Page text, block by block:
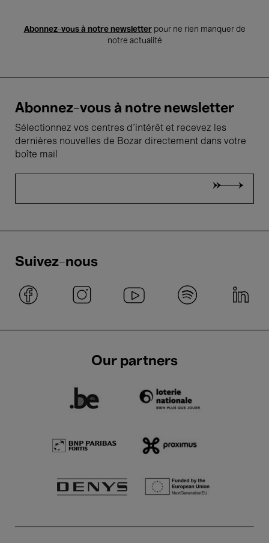
Abonnez-vous à notre newsletterpour ne rien manquer de
notre actualité
Abonnez-vous à notre newsletter
Sélectionnez vos centres d'intérêt et recevez les
dernières nouvelles de Bozar directement dans votre
boîte mail
Suivez-nous
Our partners